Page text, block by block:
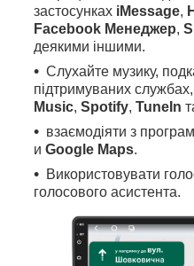
застосунках iMessage,
Facebook Менеджер,
деякими іншими.
Слухайте музику,
підтримуваних
Music, Spotify, TuneIn
взаємодіяти з
и Google Maps.
Використовувати
голосового асистента.